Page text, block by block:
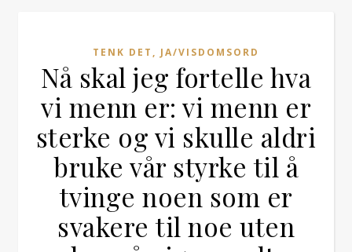
TENK DET, JA/VISDOMSORD
Nå skal jeg fortelle hva
vi menn er: vi menn er
sterke og vi skulle aldri
bruke vår styrke til å
tvinge noen som er
svakere til noe uten